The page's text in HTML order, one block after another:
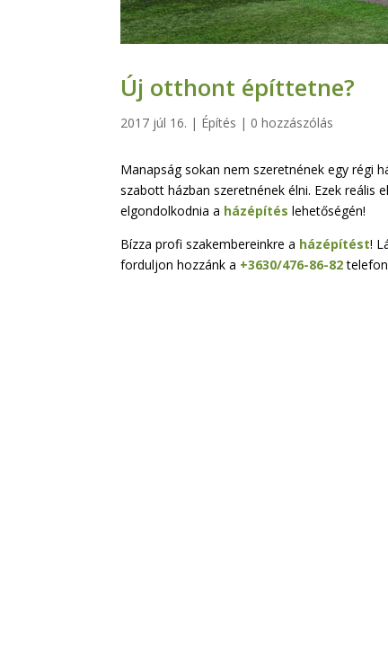
Új otthont építtetne?
2017 júl 16. | Építés | 0 hozzászólás
Manapság sokan nem szeretnének egy régi
szabott házban szeretnének élni. Ezek reális
elgondolkodnia a házépítés lehetőségén!
Bízza profi szakembereinkre a házépítést!
forduljon hozzánk a +3630/476-86-82